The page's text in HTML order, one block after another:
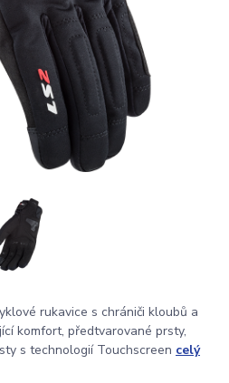
rukavice s chrániči kloubů a
komfort, předtvarované prsty,
s technologií Touchscreen celý